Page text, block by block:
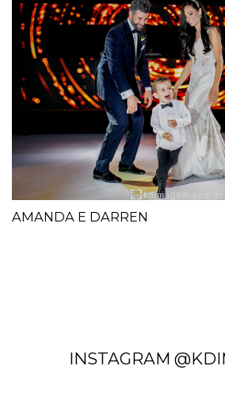
AMANDA E DARREN
INSTAGRAM